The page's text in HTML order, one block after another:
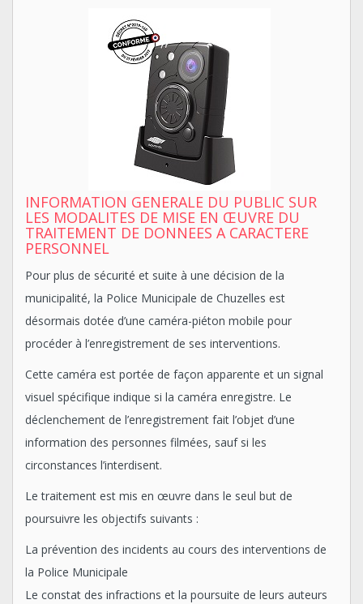
INFORMATION GENERALE DU PUBLIC SUR
LES MODALITES DE MISE EN ŒUVRE DU
TRAITEMENT DE DONNEES A CARACTERE
PERSONNEL
Pour plus de sécurité et suite à une décision de la
municipalité, la Police Municipale de Chuzelles est
désormais dotée d’une caméra-piéton mobile pour
procéder à l’enregistrement de ses interventions.
Cette caméra est portée de façon apparente et un signal
visuel spécifique indique si la caméra enregistre. Le
déclenchement de l’enregistrement fait l’objet d’une
information des personnes filmées, sauf si les
circonstances l’interdisent.
Le traitement est mis en œuvre dans le seul but de
poursuivre les objectifs suivants :
La prévention des incidents au cours des interventions de
la Police Municipale
Le constat des infractions et la poursuite de leurs auteurs